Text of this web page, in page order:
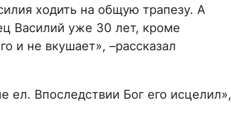
ходить на общую трапезу. А
Василий уже 30 лет, кроме
и не вкушает», –рассказал
ел. Впоследствии Бог его исцелил»,